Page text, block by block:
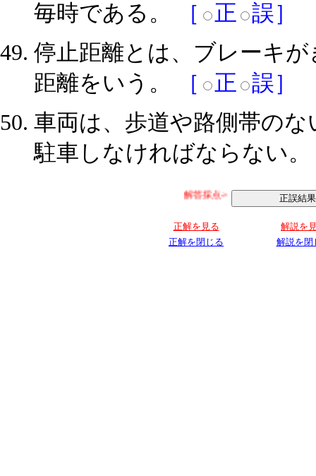
毎時である。
［ 正
誤］
停止距離とは、ブレーキ
距離をいう。
［ 正
誤］
車両は、歩道や路側帯の
駐車しなければならない。
解答採点->
正解を見る
解説を
正解を閉じる
解説を閉